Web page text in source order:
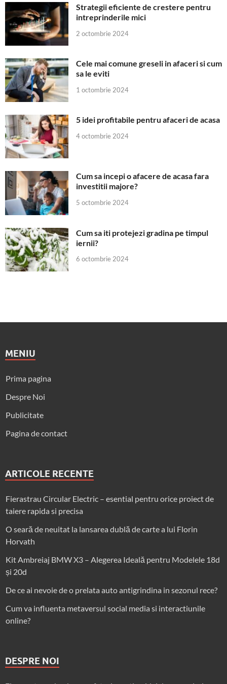
Strategii eficiente de crestere pentru
intreprinderile mici
2 octombrie 2024
Cele mai comune greseli in afaceri si cum
sa le eviti
1 octombrie 2024
5 idei profitabile pentru afaceri de acasa
4 octombrie 2024
Cum sa incepi o afacere de acasa fara
investitii majore?
5 octombrie 2024
Cum sa iti protejezi gradina pe timpul
iernii?
6 octombrie 2024
MENIU
Prima pagina
Despre Noi
Publicitate
Pagina de contact
ARTICOLE RECENTE
Fierastrau Circular Electric – esential pentru orice proiect de
taiere rapida si precisa
O seară de neuitat la lansarea dublă de carte a lui Florin
Horvath
Kit Ambreiaj BMW X3 – Alegerea Ideală pentru Modelele 18d
și 20d
De ce ai nevoie de o prelata auto antigrindina in sezonul rece?
Cum va influenta metaversul social media si interactiunile
online?
DESPRE NOI